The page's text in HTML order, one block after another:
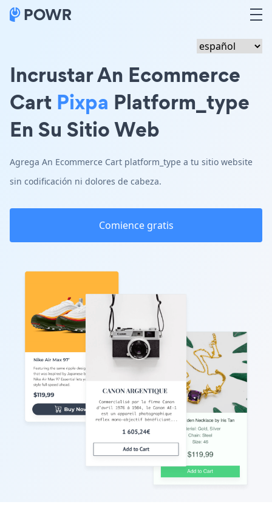
Incrustar An Ecommerce
Cart Pixpa Platform_type
En Su Sitio Web
Agrega An Ecommerce Cart platform_type a tu sitio website
sin codificación ni dolores de cabeza.
Comience gratis